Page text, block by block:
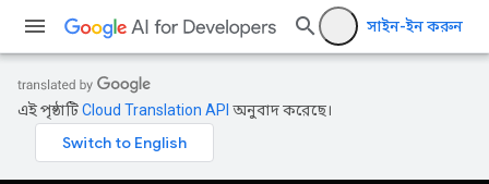
সাইন-ইন করুন
এই পৃষ্ঠাটিCloud Translation API অনুবাদ করেছে।